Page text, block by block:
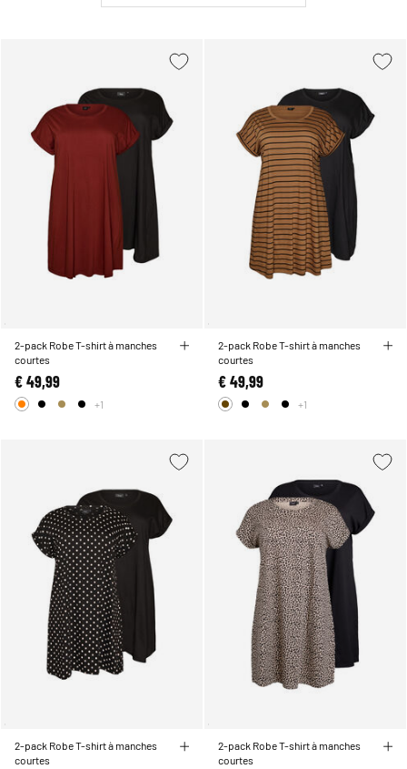
2-pack Robe T-shirt à manches
courtes
€ 49,99
+1
2-pack Robe T-shirt à manches
courtes
€ 49,99
+1
2-pack Robe T-shirt à manches
courtes
2-pack Robe T-shirt à manches
courtes